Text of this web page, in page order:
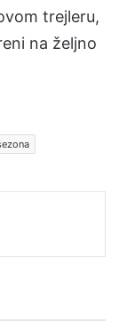
trejleru,
na željno